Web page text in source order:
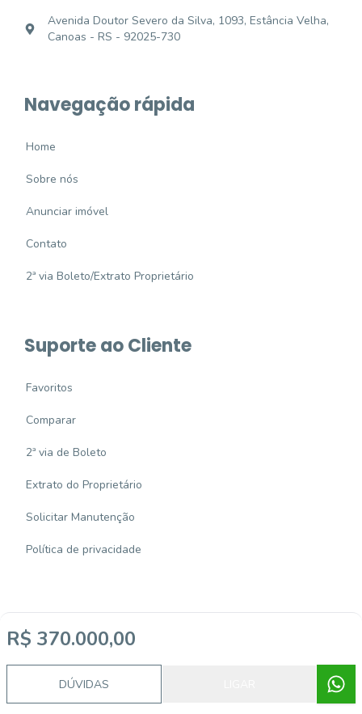
R$ 370.000,00
DÚVIDAS
Avenida Doutor Severo da Silva, 1093, Estância Velha,
Canoas - RS - 92025-730
Navegação rápida
Home
Sobre nós
Anunciar imóvel
Contato
2ª via Boleto/Extrato Proprietário
Suporte ao Cliente
Favoritos
Comparar
2ª via de Boleto
Extrato do Proprietário
Solicitar Manutenção
Política de privacidade
Imobiliária Certificada:
Selo de Tecnologia Loft